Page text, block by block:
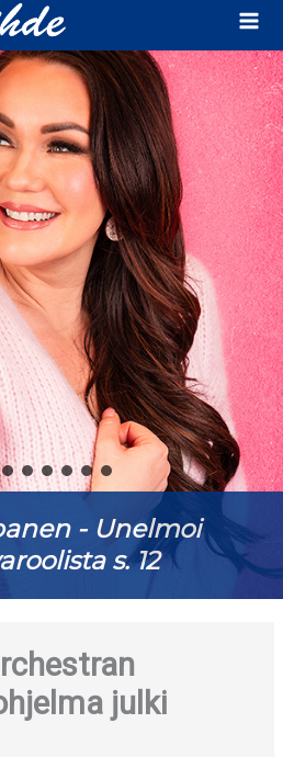
- Unelmoi
s. 12
julki